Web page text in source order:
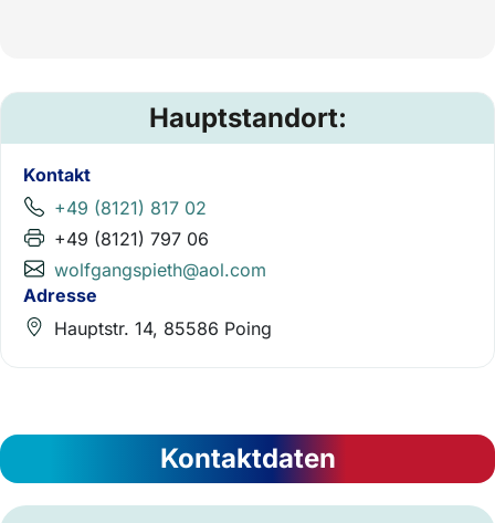
Hauptstandort:
Kontakt
+49 (8121) 817 02
+49 (8121) 797 06
wolfgangspieth@aol.com
Adresse
Hauptstr. 14, 85586 Poing
Kontaktdaten